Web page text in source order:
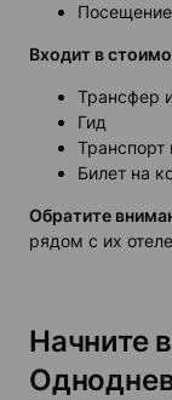
Входит в
Трансфер
Гид
Транспорт
Билет на
Обратите
рядом с их
Начните